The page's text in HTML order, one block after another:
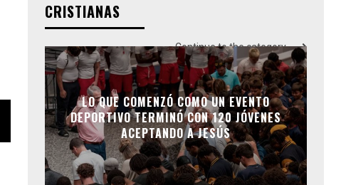
CRISTIANAS
Continue to the category
LO QUE COMENZÓ COMO UN EVENTO
DEPORTIVO TERMINÓ CON 120 JÓVENES
ACEPTANDO A JESÚS